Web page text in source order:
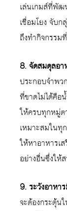
เล่นเกมส์ที่พัฒ
เชื่อมโยง จับ
ถึงทำกิจกรรม
8. จัดสมดุลอา
ประกอบจำพว
ที่ขาดไม่ได้คือ
ให้ครบทุกหมู่
เหมาะสมในทุ
ให้หาอาหารเ
อย่างอื่นซึ่งให้
9. ระวังอาหา
จะต้องกระตุ้น